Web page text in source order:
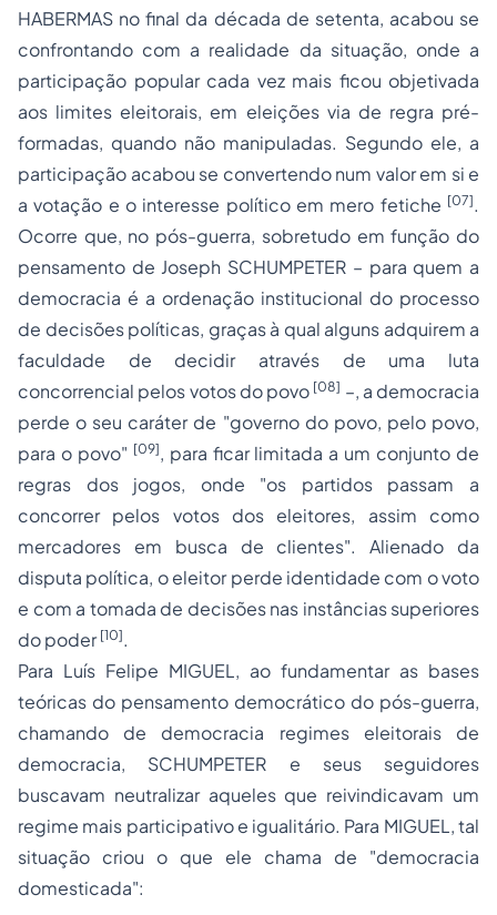
HABERMAS no final da década de setenta, acabou se
confrontando com a realidade da situação, onde a
participação popular cada vez mais ficou objetivada
aos limites eleitorais, em eleições via de regra pré-
formadas, quando não manipuladas. Segundo ele, a
participação acabou se convertendo num valor em si e
a votação e o interesse político em mero fetiche [07].
Ocorre que, no pós-guerra, sobretudo em função do
pensamento de Joseph SCHUMPETER – para quem a
democracia é a ordenação institucional do processo
de decisões políticas, graças à qual alguns adquirem a
faculdade de decidir através de uma luta
concorrencial pelos votos do povo [08] –, a democracia
perde o seu caráter de "governo do povo, pelo povo,
para o povo" [09], para ficar limitada a um conjunto de
regras dos jogos, onde "os partidos passam a
concorrer pelos votos dos eleitores, assim como
mercadores em busca de clientes". Alienado da
disputa política, o eleitor perde identidade com o voto
e com a tomada de decisões nas instâncias superiores
do poder [10].
Para Luís Felipe MIGUEL, ao fundamentar as bases
teóricas do pensamento democrático do pós-guerra,
chamando de democracia regimes eleitorais de
democracia, SCHUMPETER e seus seguidores
buscavam neutralizar aqueles que reivindicavam um
regime mais participativo e igualitário. Para MIGUEL, tal
situação criou o que ele chama de "democracia
domesticada":